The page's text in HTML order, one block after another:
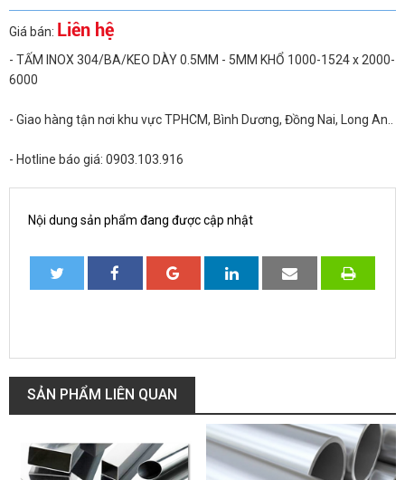
Giá bán: Liên hệ
- TẤM INOX 304/BA/KEO DÀY 0.5MM - 5MM KHỔ 1000-1524 x 2000-
6000
- Giao hàng tận nơi khu vực TPHCM, Bình Dương, Đồng Nai, Long An..
- Hotline báo giá: 0903.103.916
Nội dung sản phẩm đang được cập nhật
SẢN PHẨM LIÊN QUAN